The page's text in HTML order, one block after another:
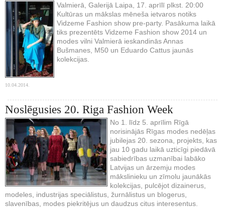
Valmierā, Galerijā Laipa, 17. aprīlī plkst. 20:00
Kultūras un mākslas mēneša ietvaros notiks
Vidzeme Fashion show pre-party. Pasākuma laikā
tiks prezentēts Vidzeme Fashion show 2014 un
modes vilni Valmierā ieskandinās Annas
Bušmanes, M50 un Eduardo Cattus jaunās
kolekcijas.
10.04.2014.
Noslēgusies 20. Riga Fashion Week
No 1. līdz 5. aprīlim Rīgā
norisinājās Rīgas modes nedēļas
jubilejas 20. sezona, projekts, kas
jau 10 gadu laikā uzticīgi piedāvā
sabiedrības uzmanībai labāko
Latvijas un ārzemju modes
mākslinieku un zīmolu jaunākās
kolekcijas, pulcējot dizainerus,
modeles, industrijas speciālistus, žurnālistus un blogerus,
slavenības, modes piekritējus un daudzus citus interesentus.